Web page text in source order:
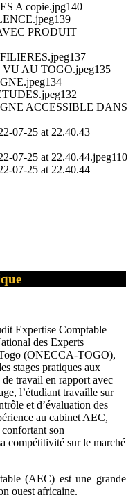
Expertise Comptable
des Experts
(ONECCA-TOGO),
stages pratiques aux
travail en rapport avec
l’étudiant travaille sur
et d’évaluation des
au cabinet AEC,
son
compétitivité sur le marché
(AEC) est une grande
ouest africaine.